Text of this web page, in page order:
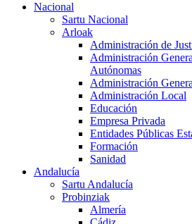
Nacional
Sartu Nacional
Arloak
Administración de
Administración
Autónomas
Administración
Administración Local
Educación
Empresa Privada
Entidades Públicas
Formación
Sanidad
Andalucía
Sartu Andalucía
Probinziak
Almería